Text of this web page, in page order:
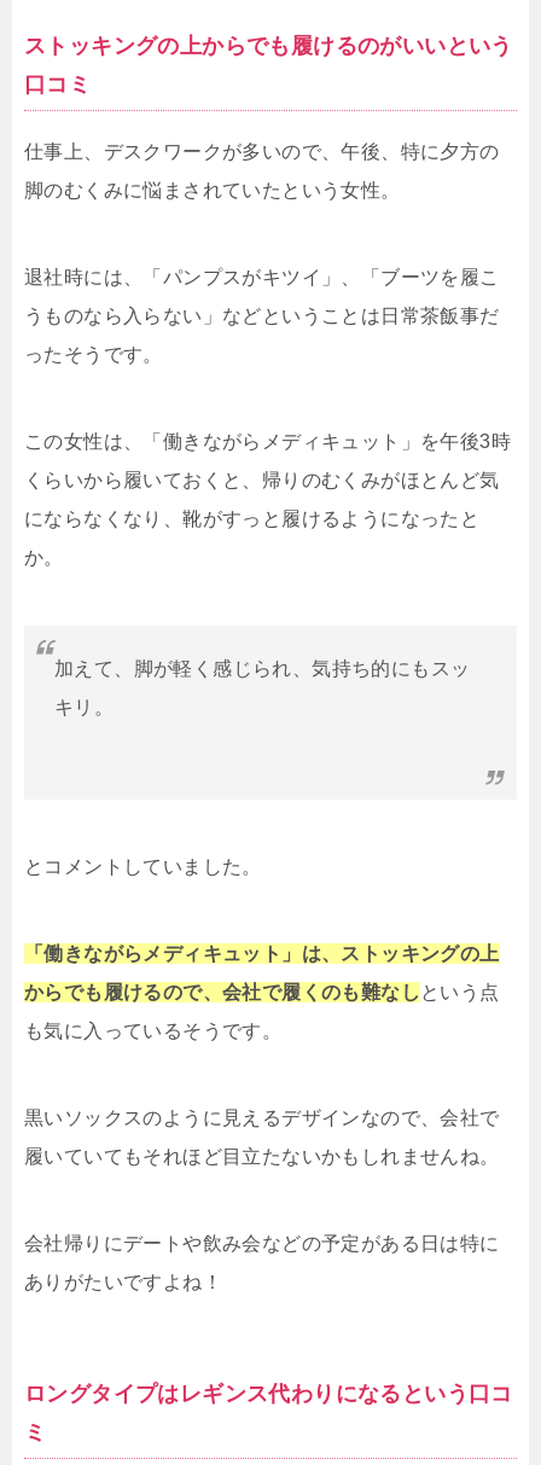
ストッキングの上からでも履けるのがいいという
口コミ
仕事上、デスクワークが多いので、午後、特に夕方の
脚のむくみに悩まされていたという女性。
退社時には、「パンプスがキツイ」、「ブーツを履こ
うものなら入らない」などということは日常茶飯事だ
ったそうです。
この女性は、「働きながらメディキュット」を午後3時
くらいから履いておくと、帰りのむくみがほとんど気
にならなくなり、靴がすっと履けるようになったと
か。
加えて、脚が軽く感じられ、気持ち的にもスッ
キリ。
とコメントしていました。
「働きながらメディキュット」は、ストッキングの上
からでも履けるので、会社で履くのも難なし という点
も気に入っているそうです。
黒いソックスのように見えるデザインなので、会社で
履いていてもそれほど目立たないかもしれませんね。
会社帰りにデートや飲み会などの予定がある日は特に
ありがたいですよね！
ロングタイプはレギンス代わりになるという口コ
ミ